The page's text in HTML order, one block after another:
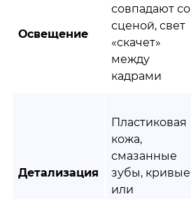
Освещение
совпадают со
сценой, свет
«скачет»
между
кадрами
Детализация
Пластиковая
кожа,
смазанные
зубы, кривые
или